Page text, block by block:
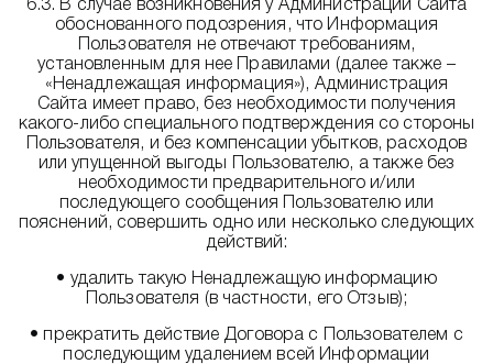
6.3. В случае возникновения у Администрации Сайта
обоснованного подозрения, что Информация
Пользователя не отвечают требованиям,
установленным для нее Правилами (далее также –
«Ненадлежащая информация»), Администрация
Сайта имеет право, без необходимости получения
какого-либо специального подтверждения со стороны
Пользователя, и без компенсации убытков, расходов
или упущенной выгоды Пользователю, а также без
необходимости предварительного и/или
последующего сообщения Пользователю или
пояснений, совершить одно или несколько следующих
действий:
• удалить такую ​​Ненадлежащую информацию
Пользователя (в частности, его Отзыв);
• прекратить действие Договора с Пользователем с
последующим удалением всей Информации